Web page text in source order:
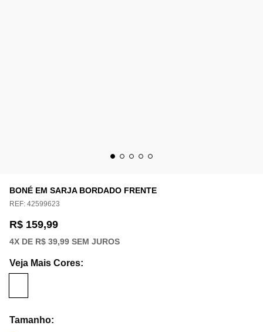
BONÉ EM SARJA BORDADO FRENTE
REF: 42599623
R$ 159,99
4X DE R$ 39,99 SEM JUROS
Veja Mais Cores:
Tamanho: